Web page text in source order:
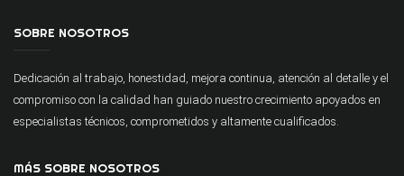
SOBRE NOSOTROS
Dedicación al trabajo, honestidad, mejora continua, atención al detalle y el
compromiso con la calidad han guiado nuestro crecimiento apoyados en
especialistas técnicos, comprometidos y altamente cualificados.
MÁS SOBRE NOSOTROS